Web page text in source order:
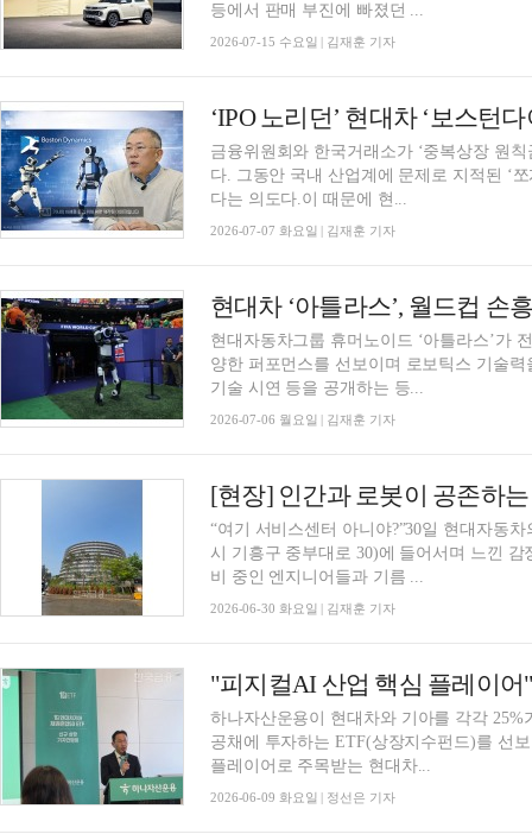
등에서 판매 부진에 빠졌던 ...
2026-07-15 수요일 | 김재훈 기자
‘IPO 노리던’ 현대차 ‘보스턴
금융위원회와 한국거래소가 ‘중복상장 원
다. 그동안 국내 산업계에 문제로 지적된 ‘
다는 의도다.이 때문에 현...
2026-07-07 화요일 | 김재훈 기자
현대차 ‘아틀라스’, 월드컵 손
현대자동차그룹 휴머노이드 ‘아틀라스’가
양한 퍼포먼스를 선보이며 로보틱스 기술
기술 시연 등을 공개하는 등...
2026-07-06 월요일 | 김재훈 기자
“여기 서비스센터 아니야?”30일 현대자동
시 기흥구 중부대로 30)에 들어서며 느낀
비 중인 엔지니어들과 기름 ...
2026-06-30 화요일 | 김재훈 기자
하나자산운용이 현대차와 기아를 각각 25%가량 비중으로 편입하고, 나머지 약 50%는 단기 국
공채에 투자하는 ETF(상장지수펀드)를 선
플레이어로 주목받는 현대차...
2026-06-09 화요일 | 정선은 기자